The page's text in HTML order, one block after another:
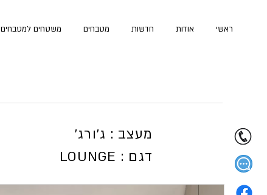
ראשי אודות חדשות מטבחים משטחים למטבחים
'מעצב : ג'ורג
LOUNGE : דגם